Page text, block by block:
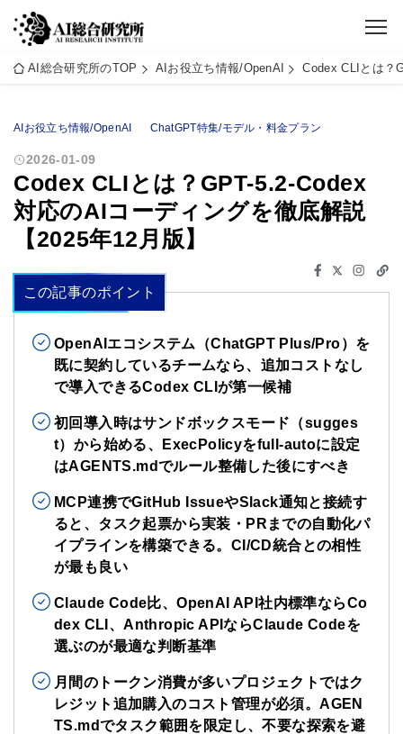
AI総合研究所のTOP AIお役立ち情報/OpenAI Codex CLIとは？
AIお役立ち情報/OpenAI ChatGPT特集/モデル・料金プラン
2026-01-09
Codex CLIとは？GPT-5.2-Codex
対応のAIコーディングを徹底解説
【2025年12月版】
この記事のポイント
OpenAIエコシステム（ChatGPT Plus/Pro）を
既に契約しているチームなら、追加コストなし
で導入できるCodex CLIが第一候補
初回導入時はサンドボックスモード（sugges
t）から始める、ExecPolicyをfull-autoに設定
はAGENTS.mdでルール整備した後にすべき
MCP連携でGitHub IssueやSlack通知と接続す
ると、タスク起票から実装・PRまでの自動化パ
イプラインを構築できる。CI/CD統合との相性
が最も良い
Claude Code比、OpenAI API社内標準ならCo
dex CLI、Anthropic APIならClaude Codeを
選ぶのが最適な判断基準
月間のトークン消費が多いプロジェクトではク
レジット追加購入のコスト管理が必須。AGEN
TS.mdでタスク範囲を限定し、不要な探索を避